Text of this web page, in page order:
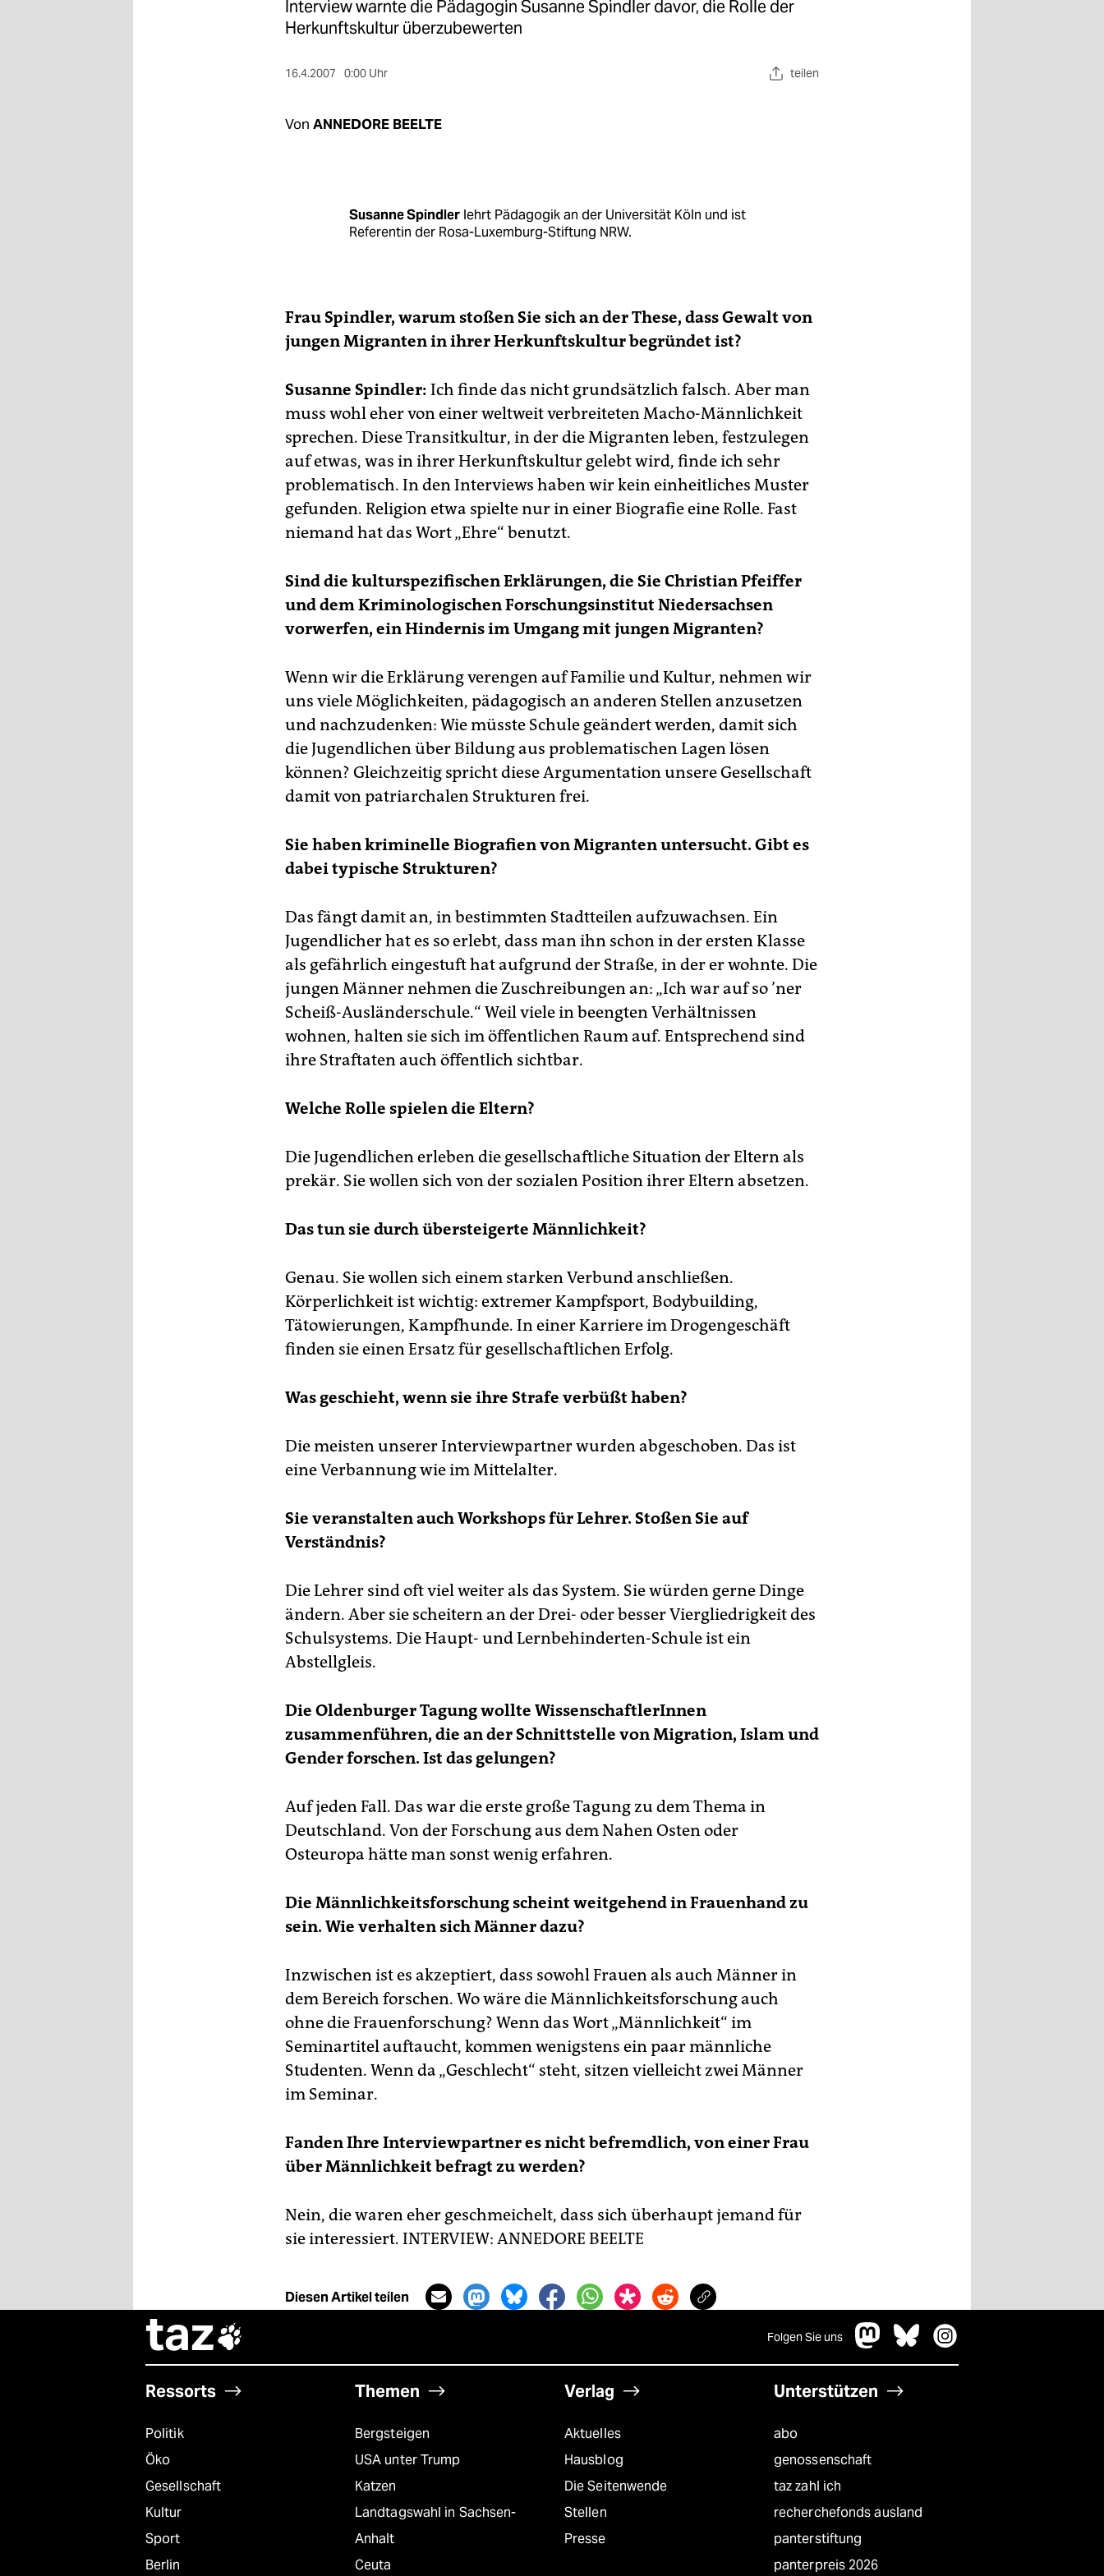
Interview warnte die Pädagogin Susanne Spindler davor, die Rolle der
Herkunftskultur überzubewerten
16.4.2007 0:00 Uhr teilen
Von ANNEDORE BEELTE
Susanne Spindlerlehrt Pädagogik an der Universität Köln und ist
Referentin der Rosa-Luxemburg-Stiftung NRW.
Frau Spindler, warum stoßen Sie sich an der These, dass Gewalt von
jungen Migranten in ihrer Herkunftskultur begründet ist?
Susanne Spindler: Ich finde das nicht grundsätzlich falsch. Aber man
muss wohl eher von einer weltweit verbreiteten Macho-Männlichkeit
sprechen. Diese Transitkultur, in der die Migranten leben, festzulegen
auf etwas, was in ihrer Herkunftskultur gelebt wird, finde ich sehr
problematisch. In den Interviews haben wir kein einheitliches Muster
gefunden. Religion etwa spielte nur in einer Biografie eine Rolle. Fast
niemand hat das Wort „Ehre“ benutzt.
Sind die kulturspezifischen Erklärungen, die Sie Christian Pfeiffer
und dem Kriminologischen Forschungsinstitut Niedersachsen
vorwerfen, ein Hindernis im Umgang mit jungen Migranten?
Wenn wir die Erklärung verengen auf Familie und Kultur, nehmen wir
uns viele Möglichkeiten, pädagogisch an anderen Stellen anzusetzen
und nachzudenken: Wie müsste Schule geändert werden, damit sich
die Jugendlichen über Bildung aus problematischen Lagen lösen
können? Gleichzeitig spricht diese Argumentation unsere Gesellschaft
damit von patriarchalen Strukturen frei.
Sie haben kriminelle Biografien von Migranten untersucht. Gibt es
dabei typische Strukturen?
Das fängt damit an, in bestimmten Stadtteilen aufzuwachsen. Ein
Jugendlicher hat es so erlebt, dass man ihn schon in der ersten Klasse
als gefährlich eingestuft hat aufgrund der Straße, in der er wohnte. Die
jungen Männer nehmen die Zuschreibungen an: „Ich war auf so ’ner
Scheiß-Ausländerschule.“ Weil viele in beengten Verhältnissen
wohnen, halten sie sich im öffentlichen Raum auf. Entsprechend sind
ihre Straftaten auch öffentlich sichtbar.
Welche Rolle spielen die Eltern?
Die Jugendlichen erleben die gesellschaftliche Situation der Eltern als
prekär. Sie wollen sich von der sozialen Position ihrer Eltern absetzen.
Das tun sie durch übersteigerte Männlichkeit?
Genau. Sie wollen sich einem starken Verbund anschließen.
Körperlichkeit ist wichtig: extremer Kampfsport, Bodybuilding,
Tätowierungen, Kampfhunde. In einer Karriere im Drogengeschäft
finden sie einen Ersatz für gesellschaftlichen Erfolg.
Was geschieht, wenn sie ihre Strafe verbüßt haben?
Die meisten unserer Interviewpartner wurden abgeschoben. Das ist
eine Verbannung wie im Mittelalter.
Sie veranstalten auch Workshops für Lehrer. Stoßen Sie auf
Verständnis?
Die Lehrer sind oft viel weiter als das System. Sie würden gerne Dinge
ändern. Aber sie scheitern an der Drei- oder besser Viergliedrigkeit des
Schulsystems. Die Haupt- und Lernbehinderten-Schule ist ein
Abstellgleis.
Die Oldenburger Tagung wollte WissenschaftlerInnen
zusammenführen, die an der Schnittstelle von Migration, Islam und
Gender forschen. Ist das gelungen?
Auf jeden Fall. Das war die erste große Tagung zu dem Thema in
Deutschland. Von der Forschung aus dem Nahen Osten oder
Osteuropa hätte man sonst wenig erfahren.
Die Männlichkeitsforschung scheint weitgehend in Frauenhand zu
sein. Wie verhalten sich Männer dazu?
Inzwischen ist es akzeptiert, dass sowohl Frauen als auch Männer in
dem Bereich forschen. Wo wäre die Männlichkeitsforschung auch
ohne die Frauenforschung? Wenn das Wort „Männlichkeit“ im
Seminartitel auftaucht, kommen wenigstens ein paar männliche
Studenten. Wenn da „Geschlecht“ steht, sitzen vielleicht zwei Männer
im Seminar.
Fanden Ihre Interviewpartner es nicht befremdlich, von einer Frau
über Männlichkeit befragt zu werden?
Nein, die waren eher geschmeichelt, dass sich überhaupt jemand für
sie interessiert. INTERVIEW: ANNEDORE BEELTE
Diesen Artikel teilen
taz Folgen Sie uns
Ressorts
Politik
Öko
Gesellschaft
Kultur
Sport
Berlin
Themen
Bergsteigen
USA unter Trump
Katzen
Landtagswahl in Sachsen-
Anhalt
Ceuta
Verlag
Aktuelles
Hausblog
Die Seitenwende
Stellen
Presse
Unterstützen
abo
genossenschaft
taz zahl ich
recherchefonds ausland
panterstiftung
panterpreis 2026